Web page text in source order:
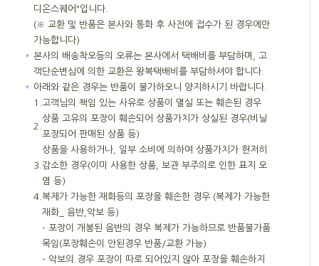
디온스퀘어"입니다.
(※ 교환 및 반품은 본사와 통화 후 사전에 접수가 된 경우에만
가능합니다)
＊ 본사의 배송착오등의 오류는 본사에서 택배비를 부담하며, 고
객단순변심에 의한 교환은 왕복택배비를 부담하셔야 합니다.
＊ 아래와 같은 경우는 반품이 불가하오니 양지하시기 바랍니다.
1. 고객님의 책임 있는 사유로 상품이 멸실 또는 훼손된 경우
2.
상품 고유의 포장이 훼손되어 상품가치가 상실된 경우(비닐
포장되어 판매된 상품 등)
3.
상품을 사용하거나, 일부 소비에 의하여 상품가치가 현저히
감소한 경우(이미 사용한 상품, 보관 부주의로 인한 표지 오
염 등)
4. 복제가 가능한 재화등의 포장을 훼손한 경우 (복제가 가능한
재화_ 음반,악보 등)
- 포장이 개봉된 음반의 경우 복제가 가능하므로 반품불가품
목임(포장훼손이 안된경우 반품/교환 가능)
- 악보의 경우 포장이 따로 되어있지 않아 포장을 훼손하지